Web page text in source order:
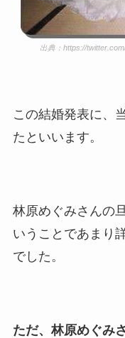
出典：https://
この結婚発表に、
たといいます。
林原めぐみさんの
いうことであまり
でした。
ただ、林原めぐみ